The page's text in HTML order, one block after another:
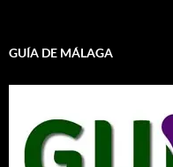
GUÍA DE MÁLAGA